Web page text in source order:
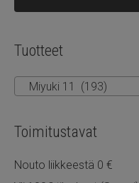
Tuotteet
Miyuki 11 (193)
Toimitustavat
Nouto liikkeestä 0 €